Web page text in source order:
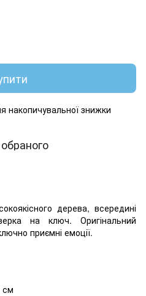
накопичувальної знижки
дерева, всередині
на ключ. Оригінальний
приємні емоції.
см